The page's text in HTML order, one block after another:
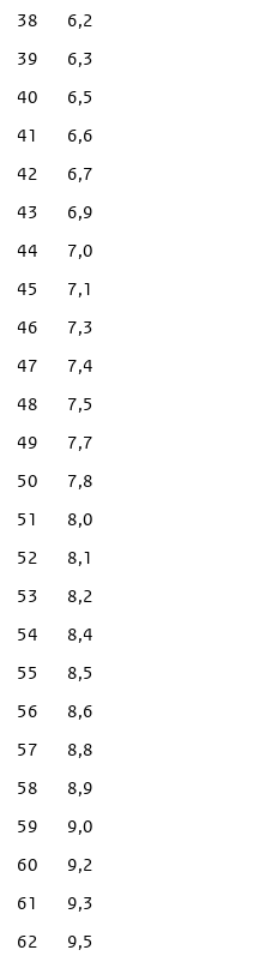
38
6,2
39
6,3
40
6,5
41
6,6
42
6,7
43
6,9
44
7,0
45
7,1
46
7,3
47
7,4
48
7,5
49
7,7
50
7,8
51
8,0
52
8,1
53
8,2
54
8,4
55
8,5
56
8,6
57
8,8
58
8,9
59
9,0
60
9,2
61
9,3
62
9,5